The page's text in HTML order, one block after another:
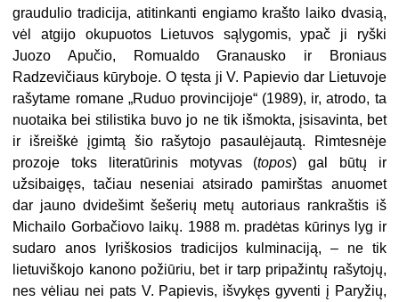
graudulio tradicija, atitinkanti engiamo krašto laiko dvasią,
vėl atgijo okupuotos Lietuvos sąlygomis, ypač ji ryški
Juozo Apučio, Romualdo Granausko ir Broniaus
Radzevičiaus kūryboje. O tęsta ji V. Papievio dar Lietuvoje
rašytame romane „Ruduo provincijoje“ (1989), ir, atrodo, ta
nuotaika bei stilistika buvo jo ne tik išmokta, įsisavinta, bet
ir išreiškė įgimtą šio rašytojo pasaulėjautą. Rimtesnėje
prozoje toks literatūrinis motyvas (topos) gal būtų ir
užsibaigęs, tačiau neseniai atsirado pamirštas anuomet
dar jauno dvidešimt šešerių metų autoriaus rankraštis iš
Michailo Gorbačiovo laikų. 1988 m. pradėtas kūrinys lyg ir
sudaro anos lyriškosios tradicijos kulminaciją, – ne tik
lietuviškojo kanono požiūriu, bet ir tarp pripažintų rašytojų,
nes vėliau nei pats V. Papievis, išvykęs gyventi į Paryžių,